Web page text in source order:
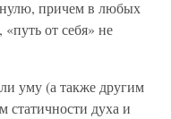
нулю, причем в любых
от себя» не
уму (а также другим
духа и